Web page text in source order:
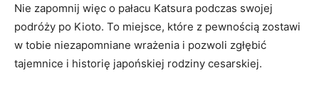
Nie zapomnij więc ‌o pałacu Katsura podczas⁣ swojej
podróży po Kioto. To miejsce, które z pewnością zostawi⁣
w‌ tobie niezapomniane‌ wrażenia i pozwoli zgłębić
tajemnice ‌i ⁢historię japońskiej rodziny ‌cesarskiej.